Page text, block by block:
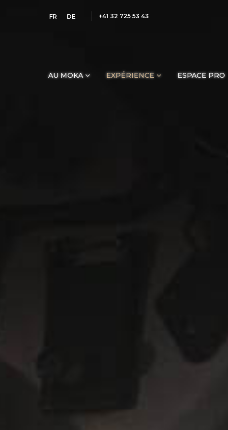
FR DE +41 32 725 53 43
AU MOKA EXPÉRIENCE ESPACE PRO